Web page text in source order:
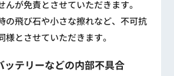
んが免責とさせていただきます。
の飛び石や小さな擦れなど、不可抗
様とさせていただきます。
ッテリーなどの内部不具合